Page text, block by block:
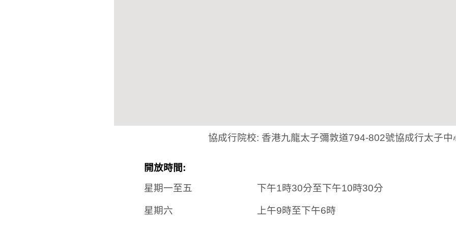
協成行院校: 香港九龍太子彌敦道794-802號協成行太子中
開放時間:
星期一至五
下午1時30分至下午10時30分
星期六 上午9時至下午6時